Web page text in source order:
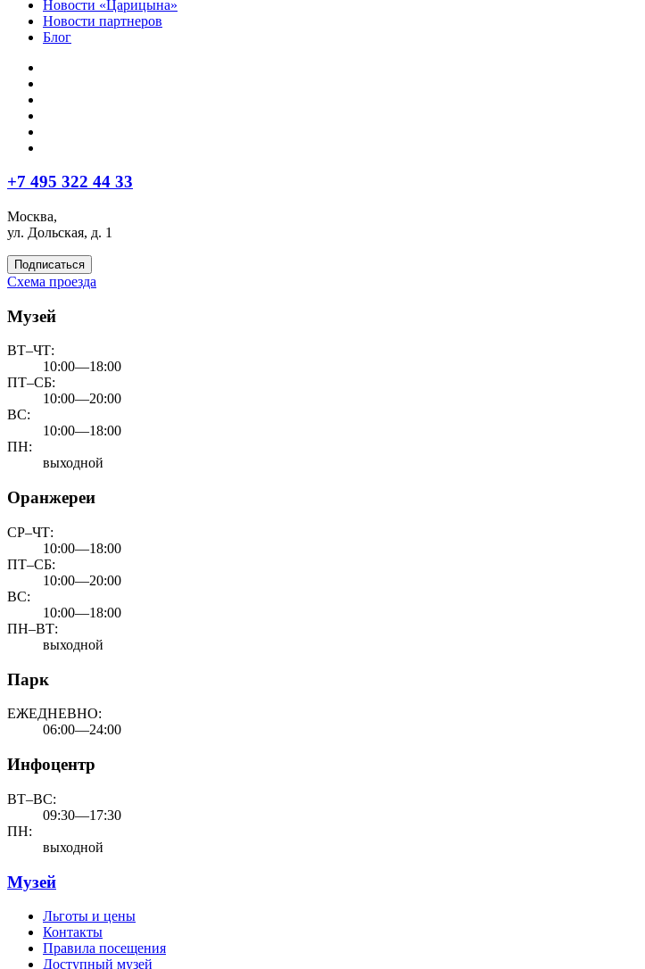
Новости «Царицына»
Новости партнеров
Блог
+7 495 322 44 33
Москва,
ул. Дольская, д. 1
Подписаться
Схема проезда
Музей
ВТ–ЧТ:
10:00—18:00
ПТ–СБ:
10:00—20:00
ВС:
10:00—18:00
ПН:
выходной
Оранжереи
СР–ЧТ:
10:00—18:00
ПТ–СБ:
10:00—20:00
ВС:
10:00—18:00
ПН–ВТ:
выходной
Парк
ЕЖЕДНЕВНО:
06:00—24:00
Инфоцентр
ВТ–ВС:
09:30—17:30
ПН:
выходной
Музей
Льготы и цены
Контакты
Правила посещения
Доступный музей